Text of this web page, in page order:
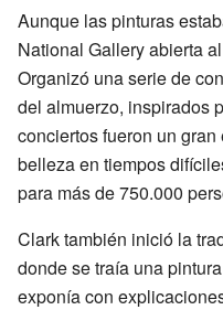
Aunque las pinturas
National Gallery abierta
Organizó una serie de
del almuerzo, inspirados
conciertos fueron un
belleza en tiempos
para más de 750.000
Clark también inició la
donde se traía una
exponía con